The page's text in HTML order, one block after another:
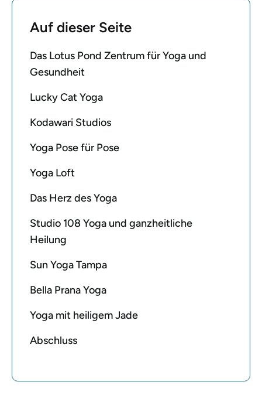
Auf dieser Seite
Das Lotus Pond Zentrum für Yoga und
Gesundheit
Lucky Cat Yoga
Kodawari Studios
Yoga Pose für Pose
Yoga Loft
Das Herz des Yoga
Studio 108 Yoga und ganzheitliche
Heilung
Sun Yoga Tampa
Bella Prana Yoga
Yoga mit heiligem Jade
Abschluss